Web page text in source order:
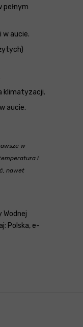
pełnym
aucie.
klimatyzacji.
aucie.
w
i
nawet
Wodnej
Polska, e-